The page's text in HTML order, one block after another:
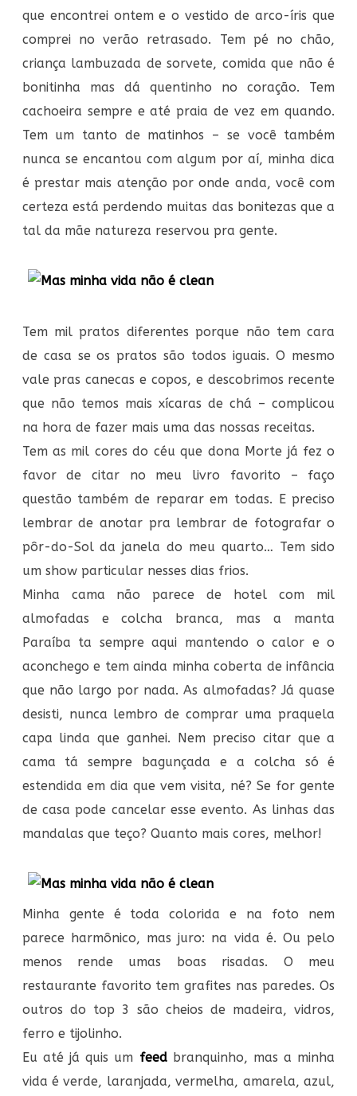
que encontrei ontem e o vestido de arco-íris que
comprei no verão retrasado. Tem pé no chão,
criança lambuzada de sorvete, comida que não é
bonitinha mas dá quentinho no coração. Tem
cachoeira sempre e até praia de vez em quando.
Tem um tanto de matinhos – se você também
nunca se encantou com algum por aí, minha dica
é prestar mais atenção por onde anda, você com
certeza está perdendo muitas das bonitezas que a
tal da mãe natureza reservou pra gente.
Tem mil pratos diferentes porque não tem cara
de casa se os pratos são todos iguais. O mesmo
vale pras canecas e copos, e descobrimos recente
que não temos mais xícaras de chá – complicou
na hora de fazer mais uma das nossas receitas.
Tem as mil cores do céu que dona Morte já fez o
favor de citar no meu livro favorito – faço
questão também de reparar em todas. E preciso
lembrar de anotar pra lembrar de fotografar o
pôr-do-Sol da janela do meu quarto… Tem sido
um show particular nesses dias frios.
Minha cama não parece de hotel com mil
almofadas e colcha branca, mas a manta
Paraíba ta sempre aqui mantendo o calor e o
aconchego e tem ainda minha coberta de infância
que não largo por nada. As almofadas? Já quase
desisti, nunca lembro de comprar uma praquela
capa linda que ganhei. Nem preciso citar que a
cama tá sempre bagunçada e a colcha só é
estendida em dia que vem visita, né? Se for gente
de casa pode cancelar esse evento. As linhas das
mandalas que teço? Quanto mais cores, melhor!
Minha gente é toda colorida e na foto nem
parece harmônico, mas juro: na vida é. Ou pelo
menos rende umas boas risadas. O meu
restaurante favorito tem grafites nas paredes. Os
outros do top 3 são cheios de madeira, vidros,
ferro e tijolinho.
Eu até já quis um feedbranquinho, mas a minha
vida é verde, laranjada, vermelha, amarela, azul,